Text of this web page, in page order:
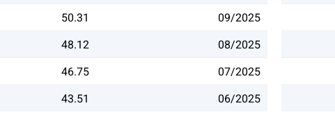
09/2025
50.31
08/2025
48.12
07/2025
46.75
06/2025
43.51